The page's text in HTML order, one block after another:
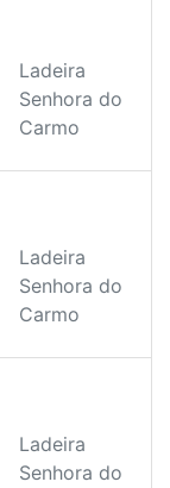
Ladeira
Senhora do
Carmo
Ladeira
Senhora do
Carmo
Ladeira
Senhora do